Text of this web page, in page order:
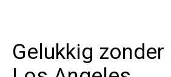
Gelukkig